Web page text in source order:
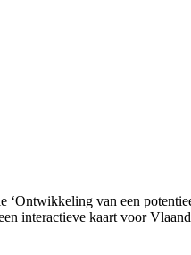
van een
interactieve kaart voor